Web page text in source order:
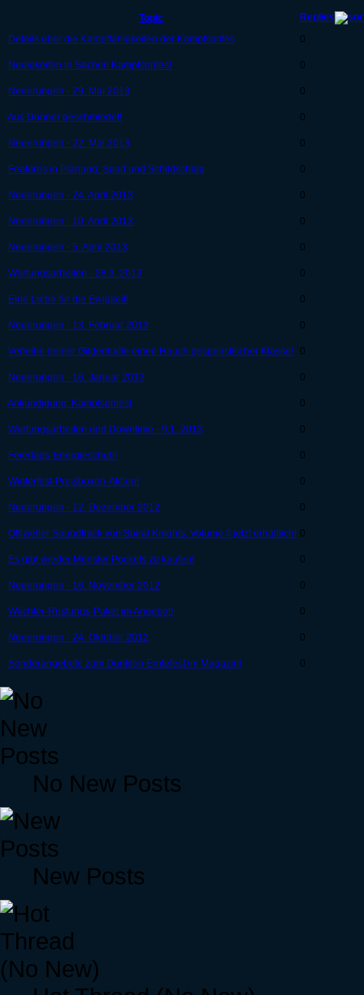
Topic
Replies
Details über die Kampffähigkeiten der Kampfsprites
0
Neuigkeiten in Sachen Kampfsprites! 0
Neuerungen - 29. Mai 2013 0
Aus Donner geschmiedet! 0
Neuerungen - 22. Mai 2013 0
Features in Planung: Spurt und Schildschlag 0
Neuerungen - 24. April 2013 0
Neuerungen - 10. April 2013 0
Neuerungen - 5. April 2013 0
Wartungsarbeiten - 28.3. 2013 0
Eine Liebe für die Ewigkeit! 0
Neuerungen - 13. Februar 2013 0
Verleihe deiner Gildenhalle einen Hauch gespenstischer Klasse! 0
Neuerungen - 16. Januar 2013 0
Ankündigung: Kampfsprites! 0
Wartungsarbeiten und Downtime - 9.1. 2013 0
Feiertags-Energieschub! 0
Winterfest-Preisboxen-Aktion! 0
Neuerungen - 12. Dezember 2012 0
Offizieller Soundtrack von Spiral Knights, Volume II jetzt erhältlich! 0
Es gibt wieder Monster Pockets zu kaufen! 0
Neuerungen - 16. November 2012 0
Wächter-Rüstungs-Paket im Angebot! 0
Neuerungen - 24. Oktober 2012 0
Sonderangebote zum Dunklen Erntefest im Magazin! 0
No New Posts
New Posts